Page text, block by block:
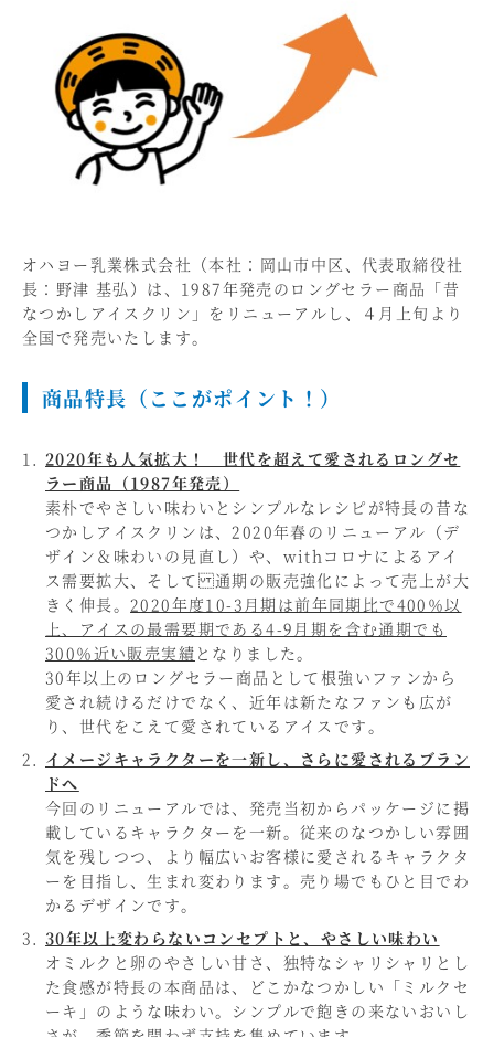
オハヨー乳業株式会社（本社：岡山市中区、代表取締役社
長：野津 基弘）は、1987年発売のロングセラー商品「昔
なつかしアイスクリン」をリニューアルし、４月上旬より
全国で発売いたします。
商品特長（ここがポイント！）
2020年も人気拡大！ 世代を超えて愛されるロングセ
ラー商品（1987年発売）
素朴でやさしい味わいとシンプルなレシピが特長の昔な
つかしアイスクリンは、2020年春のリニューアル（デ
ザイン＆味わいの見直し）や、withコロナによるアイ
ス需要拡大、そして 通期の販売強化によって売上が大
きく伸長。 2020年度10-3月期は前年同期比で400％以
上、アイスの最需要期である4-9月期を含む通期でも
300％近い販売実績 となりました。
30年以上のロングセラー商品として根強いファンから
愛され続けるだけでなく、近年は新たなファンも広が
り、世代をこえて愛されているアイスです。
イメージキャラクターを一新し、さらに愛されるブラン
ドへ
今回のリニューアルでは、発売当初からパッケージに掲
載しているキャラクターを一新。従来のなつかしい雰囲
気を残しつつ、より幅広いお客様に愛されるキャラクタ
ーを目指し、生まれ変わります。売り場でもひと目でわ
かるデザインです。
30年以上変わらないコンセプトと、やさしい味わい
オミルクと卵のやさしい甘さ、独特なシャリシャリとし
た食感が特長の本商品は、どこかなつかしい「ミルクセ
ーキ」のような味わい。シンプルで飽きの来ないおいし